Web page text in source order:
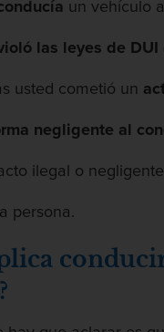
de
de identidad
De Drogas
de drogas
sobre Marihuana
36
de Desviación
PC 1000
de Marihuana
un vehículo
las leyes de DUI
usted cometió un
negligente al
ilegal o
persona.